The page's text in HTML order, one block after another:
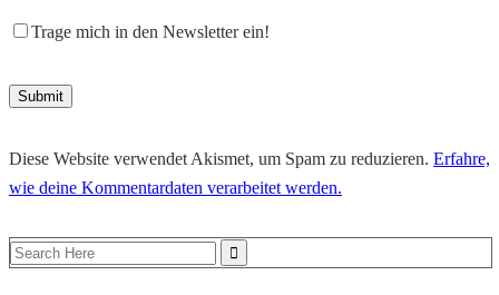
Trage mich in den Newsletter ein!
Diese Website verwendet Akismet, um Spam zu reduzieren. Erfahre,
wie deine Kommentardaten verarbeitet werden.